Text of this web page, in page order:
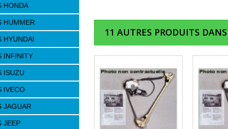
HONDA
HUMMER
HYUNDAI
INFINITY
ISUZU
IVECO
JAGUAR
JEEP
11 AUTRES PRODUITS